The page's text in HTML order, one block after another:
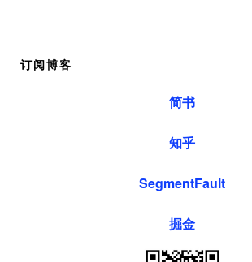
订阅博客
简书
知乎
SegmentFault
掘金